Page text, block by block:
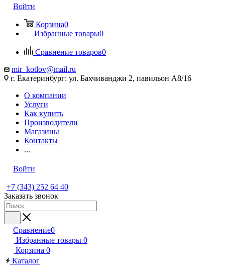
Войти
Корзина0
Избранные товары0
Сравнение товаров0
mir_kotlov@mail.ru
г. Екатеринбург: ул. Бахчиванджи 2, павильон А8/16
О компании
Услуги
Как купить
Производители
Магазины
Контакты
...
Войти
+7 (343) 252 64 40
Заказать звонок
Сравнение0
Избранные товары 0
Корзина 0
Каталог